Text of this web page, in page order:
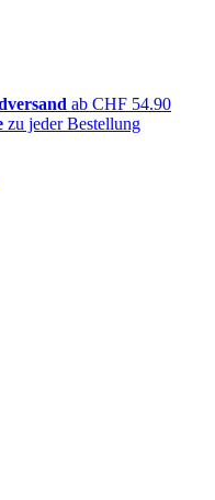
ab CHF 54.90
zu jeder Bestellung